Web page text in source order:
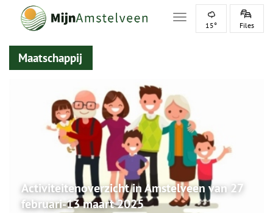
Toggle navigation
15° Files
Maatschappij
Activiteitenoverzicht in Amstelveen van 27
februari-13 maart 2025